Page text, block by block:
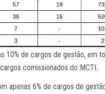
10% de cargos de gestão, em
comissionados do MCTI.
apenas 6% de cargos de